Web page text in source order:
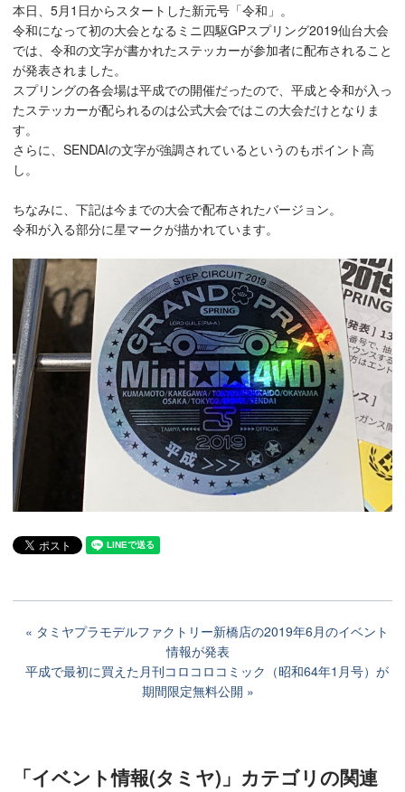
本日、5月1日からスタートした新元号「令和」。
令和になって初の大会となるミニ四駆GPスプリング2019仙台大会
では、令和の文字が書かれたステッカーが参加者に配布されること
が発表されました。
スプリングの各会場は平成での開催だったので、平成と令和が入っ
たステッカーが配られるのは公式大会ではこの大会だけとなりま
す。
さらに、SENDAIの文字が強調されているというのもポイント高
し。
ちなみに、下記は今までの大会で配布されたバージョン。
令和が入る部分に星マークが描かれています。
タミヤプラモデルファクトリー新橋店の2019年6月のイベント
情報が発表
平成で最初に買えた月刊コロコロコミック（昭和64年1月号）が
期間限定無料公開
「イベント情報(タミヤ)」カテゴリの関連